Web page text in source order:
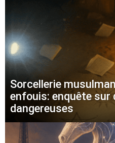
Sorcellerie
enfouis: enquête sur
dangereuses